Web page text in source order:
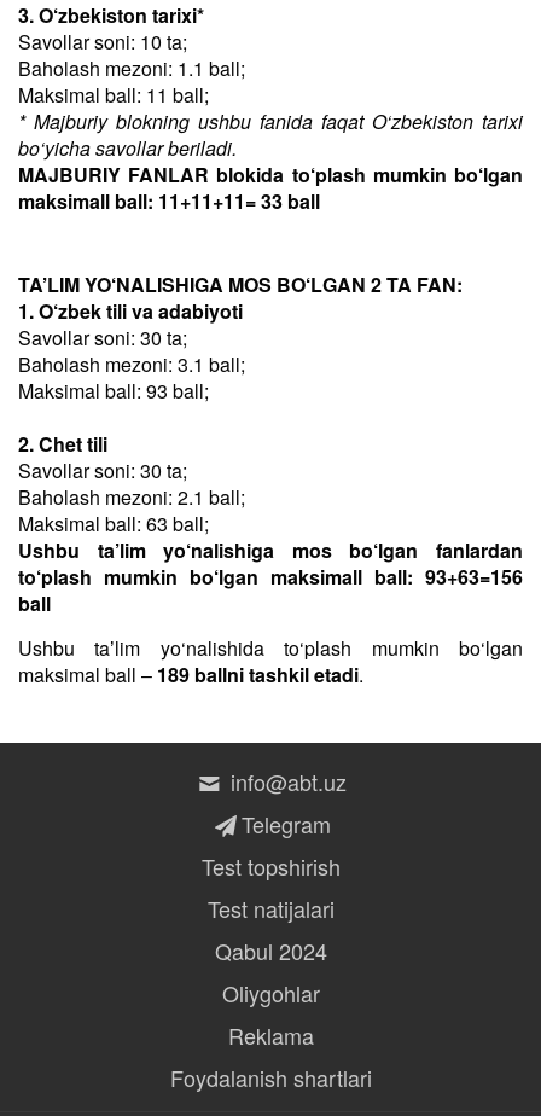
3. O‘zbekiston tarixi*
Savollar soni: 10 ta;
Baholash mezoni: 1.1 ball;
Maksimal ball: 11 ball;
* Majburiy blokning ushbu fanida faqat O‘zbekiston tarixi
bo‘yicha savollar beriladi.
MAJBURIY FANLAR blokida to‘plash mumkin bo‘lgan
maksimall ball: 11+11+11= 33 ball
TA’LIM YO‘NALISHIGA MOS BO‘LGAN 2 TA FAN:
1. O‘zbek tili va adabiyoti
Savollar soni: 30 ta;
Baholash mezoni: 3.1 ball;
Maksimal ball: 93 ball;
2. Chet tili
Savollar soni: 30 ta;
Baholash mezoni: 2.1 ball;
Maksimal ball: 63 ball;
Ushbu ta’lim yo‘nalishiga mos bo‘lgan fanlardan
to‘plash mumkin bo‘lgan maksimall ball: 93+63=156
ball
Ushbu taʼlim yo‘nalishida to‘plash mumkin bo‘lgan
maksimal ball – 189 ballni tashkil etadi.
info@abt.uz
Telegram
Test topshirish
Test natijalari
Qabul 2024
Oliygohlar
Reklama
Foydalanish shartlari